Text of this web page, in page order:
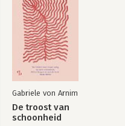
Gabriele von Arnim
De troost van
schoonheid